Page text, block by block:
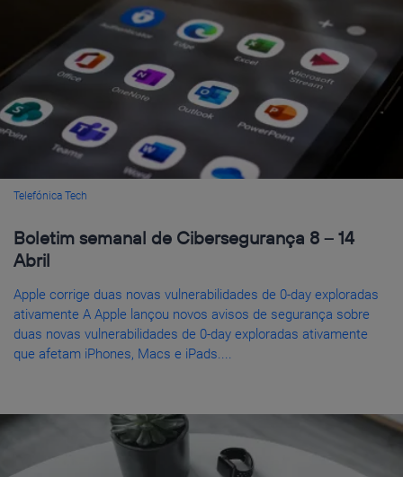
Telefónica Tech
Boletim semanal de Cibersegurança 8 – 14
Abril
Apple corrige duas novas vulnerabilidades de 0-day exploradas
ativamente A Apple lançou novos avisos de segurança sobre
duas novas vulnerabilidades de 0-day exploradas ativamente
que afetam iPhones, Macs e iPads....